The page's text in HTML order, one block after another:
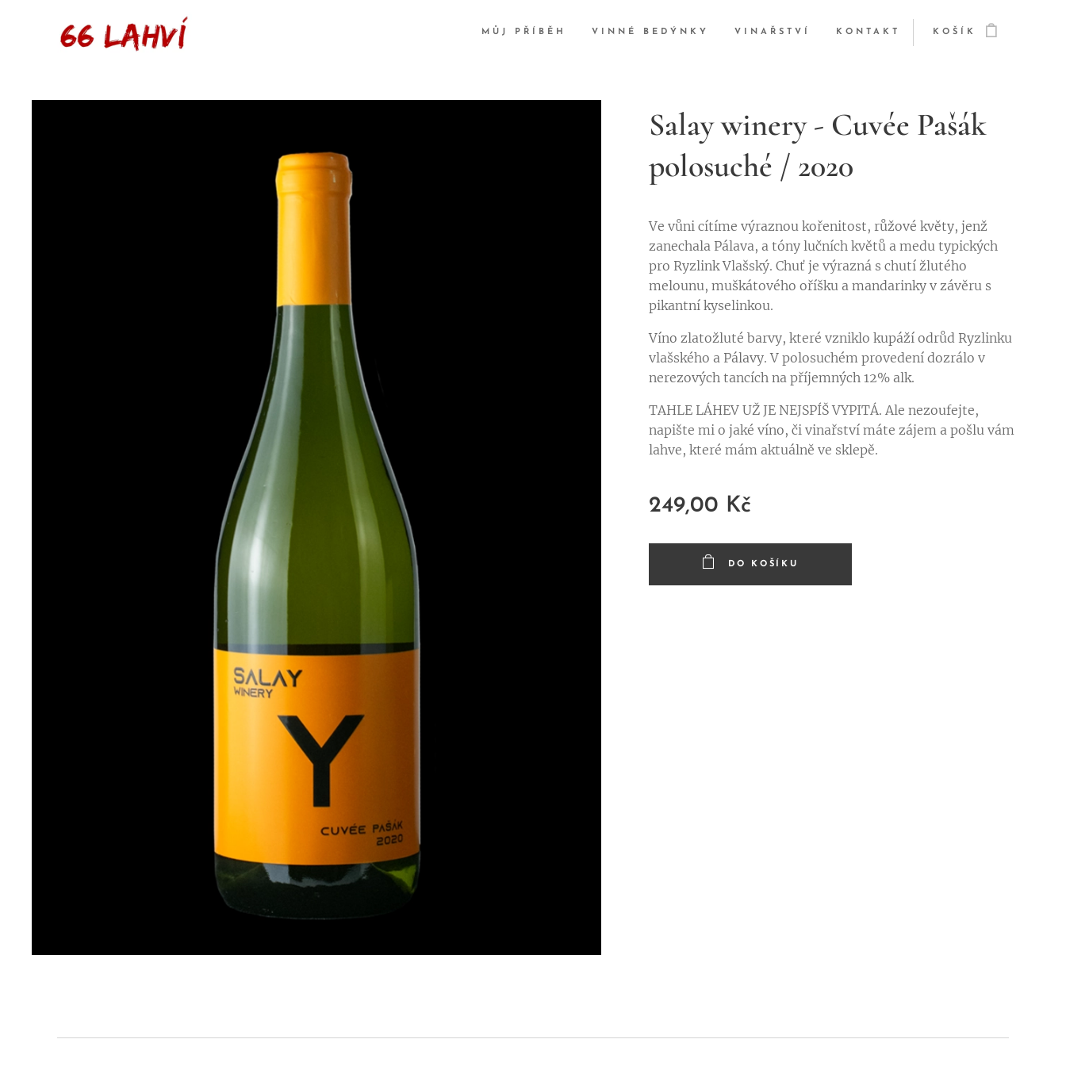
MŮJ PŘÍBĚH VINNÉ BEDÝNKY VINAŘSTVÍ KONTAKT KOŠÍK
Salay winery - Cuvée Pašák
polosuché / 2020
Ve vůni cítíme výraznou kořenitost, růžové květy, jenž
zanechala Pálava, a tóny lučních květů a medu typických
pro Ryzlink Vlašský. Chuť je výrazná s chutí žlutého
melounu, muškátového oříšku a mandarinky v závěru s
pikantní kyselinkou.
Víno zlatožluté barvy, které vzniklo kupáží odrůd Ryzlinku
vlašského a Pálavy. V polosuchém provedení dozrálo v
nerezových tancích na příjemných 12% alk.
TAHLE LÁHEV UŽ JE NEJSPÍŠ VYPITÁ. Ale nezoufejte,
napište mi o jaké víno, či vinařství máte zájem a pošlu vám
lahve, které mám aktuálně ve sklepě.
249,00 Kč
DO KOŠÍKU